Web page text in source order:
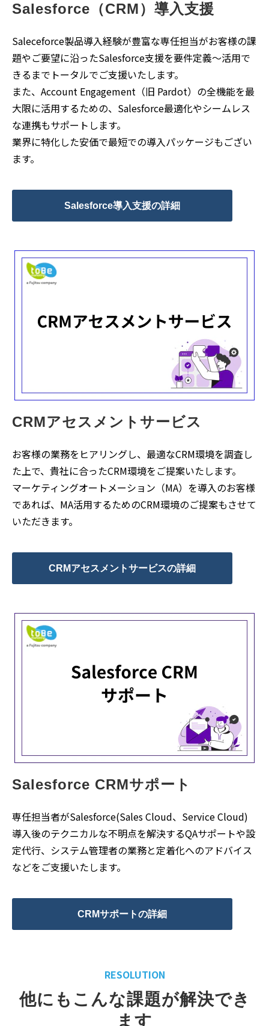
Salesforce（CRM）導入支援
Saleceforce製品導入経験が豊富な専任担当がお客様の課
題やご要望に沿ったSalesforce支援を要件定義～活用で
きるまでトータルでご支援いたします。
また、Account Engagement（旧 Pardot）の全機能を最
大限に活用するための、Salesforce最適化やシームレス
な連携もサポートします。
業界に特化した安価で最短での導入パッケージもござい
ます。
Salesforce導入支援の詳細
CRMアセスメントサービス
お客様の業務をヒアリングし、最適なCRM環境を調査し
た上で、貴社に合ったCRM環境をご提案いたします。
マーケティングオートメーション（MA）を導入のお客様
であれば、MA活用するためのCRM環境のご提案もさせて
いただきます。
CRMアセスメントサービスの詳細
Salesforce CRMサポート
専任担当者がSalesforce(Sales Cloud、Service Cloud)
導入後のテクニカルな不明点を解決するQAサポートや設
定代行、システム管理者の業務と定着化へのアドバイス
などをご支援いたします。
CRMサポートの詳細
RESOLUTION
他にもこんな課題が解決でき
ます